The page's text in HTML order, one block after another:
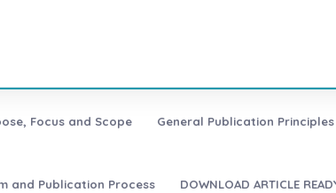
Focus and Scope General Publication
and Publication Process DOWNLOAD ARTICLE